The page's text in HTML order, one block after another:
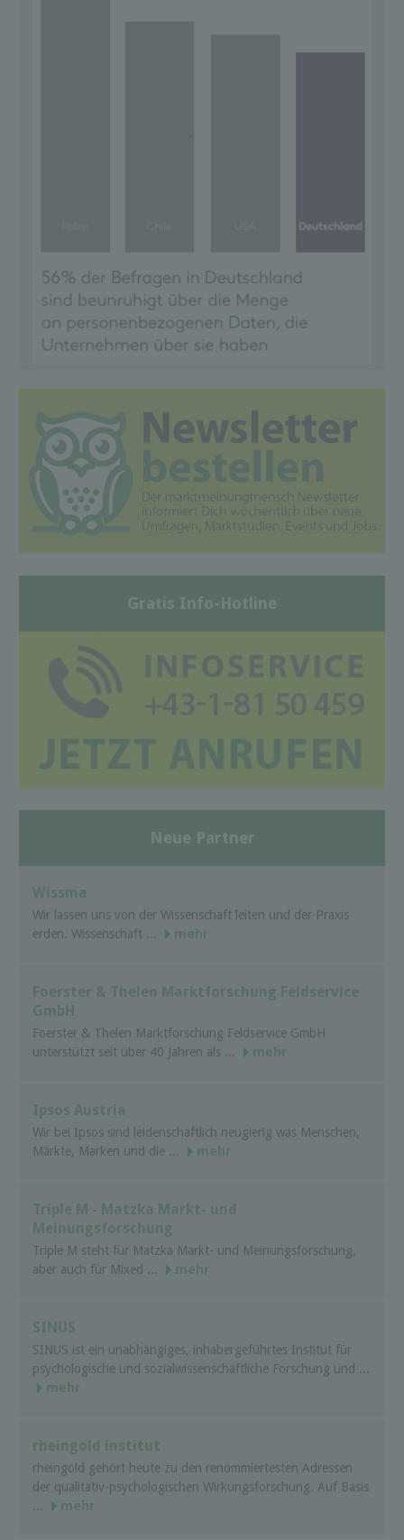
Gratis Info-Hotline
Neue Partner
Wissma
Wir lassen uns von der Wissenschaft leiten und der Praxis
erden. Wissenschaft ...
mehr
Foerster & Thelen Marktforschung Feldservice
GmbH
Foerster & Thelen Marktforschung Feldservice GmbH
unterstützt seit über 40 Jahren als ...
mehr
Ipsos Austria
Wir bei Ipsos sind leidenschaftlich neugierig was Menschen,
Märkte, Marken und die ...
mehr
Triple M - Matzka Markt- und
Meinungsforschung
Triple M steht für Matzka Markt- und Meinungsforschung,
aber auch für Mixed ...
mehr
SINUS
SINUS ist ein unabhängiges, inhabergeführtes Institut für
psychologische und sozialwissenschaftliche Forschung und ...
mehr
rheingold institut
rheingold gehört heute zu den renommiertesten Adressen
der qualitativ-psychologischen Wirkungsforschung. Auf Basis
...
mehr